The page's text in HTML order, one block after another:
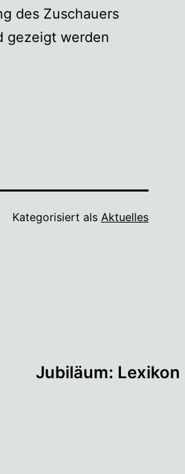
des Zuschauers
gezeigt werden
Kategorisiert als Aktuelles
Jubiläum: